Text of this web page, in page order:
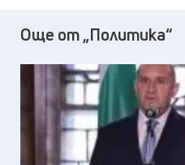
Още от „Политика“